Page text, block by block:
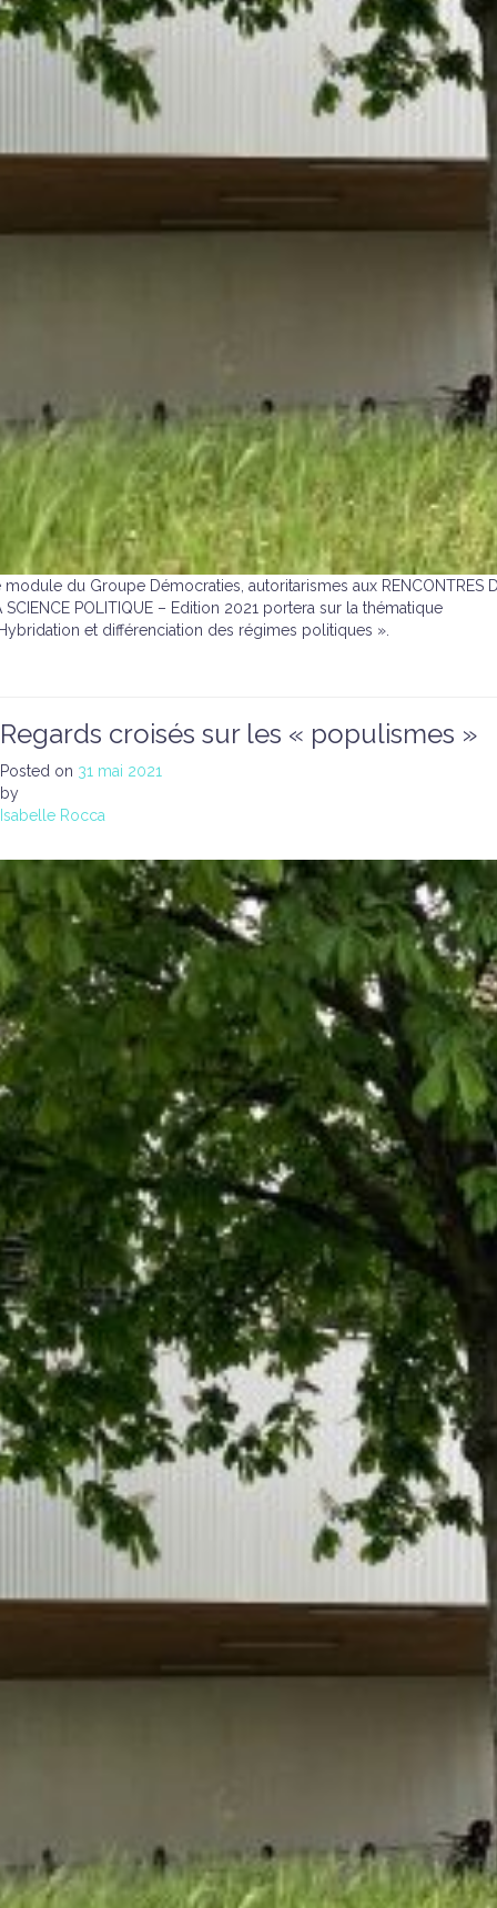
module du Groupe Démocraties, autoritarismes aux RENCONTRES
SCIENCE POLITIQUE – Edition 2021 portera sur la thématique
et différenciation des régimes politiques ».
Regards croisés sur les « populismes »
Posted on 31 mai 2021
by
Isabelle Rocca